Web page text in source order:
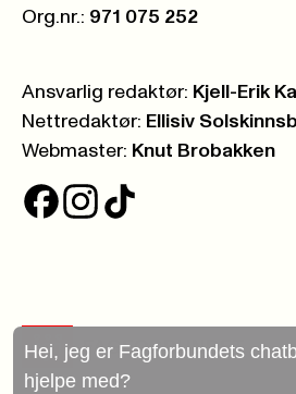
Hei, jeg er Fagforbundets
hjelpe med?
Org.nr.: 971 075 252
Ansvarlig redaktør: Kjell-Erik
Nettredaktør: Ellisiv
Webmaster: Knut Brobakken